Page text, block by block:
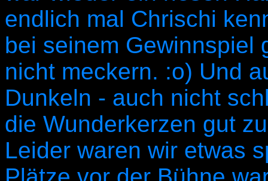
endlich mal Chrischi
bei seinem Gewinnspiel
nicht meckern. :o) Und
Dunkeln - auch nicht
die Wunderkerzen gut
Leider waren wir etwas